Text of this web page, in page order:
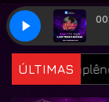
Auto DJ
ÚLTIMAS
inadimplência